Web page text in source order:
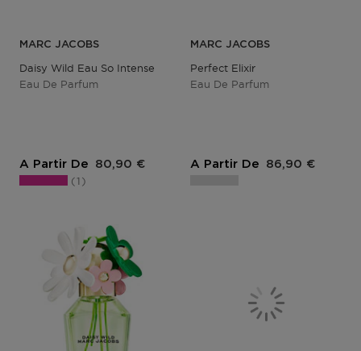
MARC JACOBS
Daisy Wild Eau So Intense
Eau De Parfum
A Partir De Prix du produit
80,90 €
1
MARC JACOBS
Perfect Elixir
Eau De Parfum
A Partir De Prix du produit
86,90 €